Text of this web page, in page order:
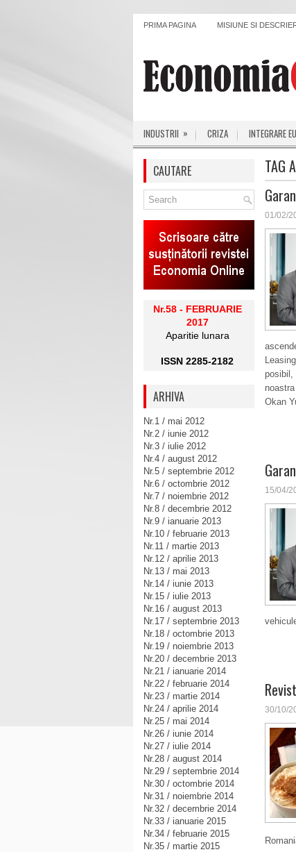
PRIMA PAGINA MISIUNE SI
INDUSTRII » CRIZA INTEGRARE
TAG
01/02/
Okan
15/04/
30/10/
CAUTARE
Nr.58 - FEBRUARIE
2017
Aparitie lunara
ISSN 2285-2182
ARHIVA
Nr.1 / mai 2012
Nr.2 / iunie 2012
Nr.3 / iulie 2012
Nr.4 / august 2012
Nr.5 / septembrie 2012
Nr.6 / octombrie 2012
Nr.7 / noiembrie 2012
Nr.8 / decembrie 2012
Nr.9 / ianuarie 2013
Nr.10 / februarie 2013
Nr.11 / martie 2013
Nr.12 / aprilie 2013
Nr.13 / mai 2013
Nr.14 / iunie 2013
Nr.15 / iulie 2013
Nr.16 / august 2013
Nr.17 / septembrie 2013
Nr.18 / octombrie 2013
Nr.19 / noiembrie 2013
Nr.20 / decembrie 2013
Nr.21 / ianuarie 2014
Nr.22 / februarie 2014
Nr.23 / martie 2014
Nr.24 / aprilie 2014
Nr.25 / mai 2014
Nr.26 / iunie 2014
Nr.27 / iulie 2014
Nr.28 / august 2014
Nr.29 / septembrie 2014
Nr.30 / octombrie 2014
Nr.31 / noiembrie 2014
Nr.32 / decembrie 2014
Nr.33 / ianuarie 2015
Nr.34 / februarie 2015
Nr.35 / martie 2015